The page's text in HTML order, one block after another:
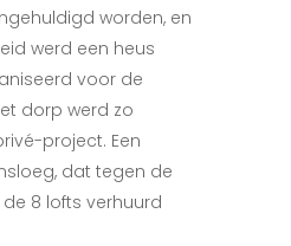
worden, en
werd een heus
voor de
dorp werd zo
project. Een
dat tegen de
8 lofts verhuurd